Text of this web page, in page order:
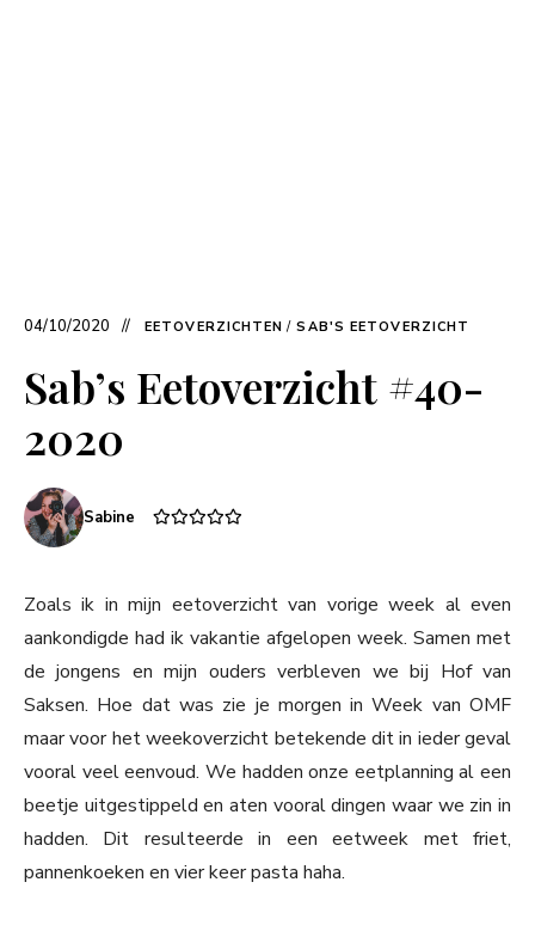
04/10/2020 EETOVERZICHTEN / SAB'S EETOVERZICHT
Sab’s Eetoverzicht #40-
2020
Sabine
Zoals ik in mijn eetoverzicht van vorige week al even
aankondigde had ik vakantie afgelopen week. Samen met
de jongens en mijn ouders verbleven we bij Hof van
Saksen. Hoe dat was zie je morgen in Week van OMF
maar voor het weekoverzicht betekende dit in ieder geval
vooral veel eenvoud. We hadden onze eetplanning al een
beetje uitgestippeld en aten vooral dingen waar we zin in
hadden. Dit resulteerde in een eetweek met friet,
pannenkoeken en vier keer pasta haha.